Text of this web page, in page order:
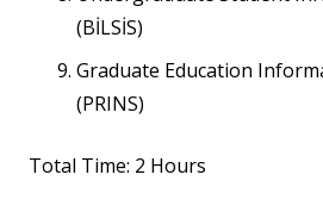
(BİLSİS)
Graduate Education
(PRINS)
Total Time: 2 Hours